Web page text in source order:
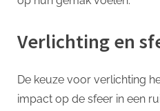
Verlichting en
De keuze voor verlichting
impact op de sfeer in een